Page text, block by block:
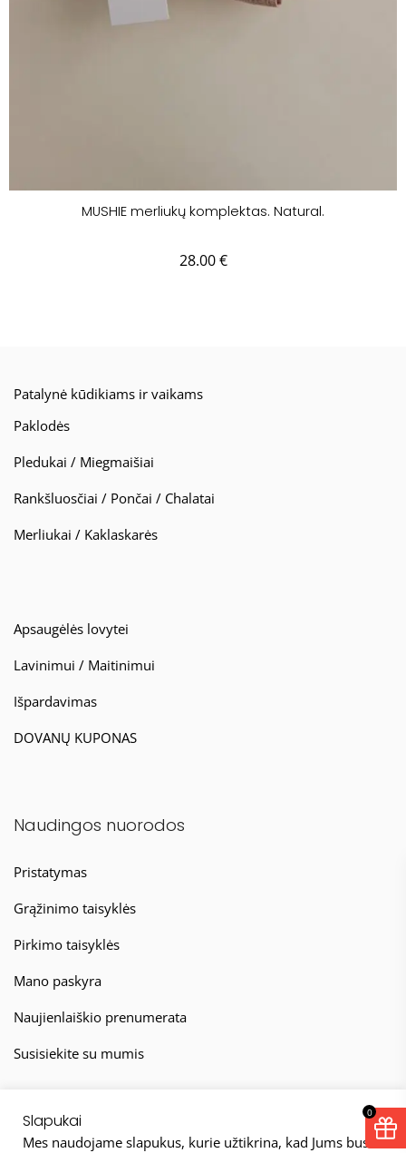
MUSHIE merliukų komplektas. Natural.
28.00€
Patalynė kūdikiams ir vaikams
Paklodės
Pledukai / Miegmaišiai
Rankšluosčiai / Pončai / Chalatai
Merliukai / Kaklaskarės
Apsaugėlės lovytei
Lavinimui / Maitinimui
Išpardavimas
DOVANŲ KUPONAS
Naudingos nuorodos
Pristatymas
Grąžinimo taisyklės
Pirkimo taisyklės
Mano paskyra
Naujienlaiškio prenumerata
Susisiekite su mumis
Slapukai
Mes naudojame slapukus, kurie užtikrina, kad Jums bus
0